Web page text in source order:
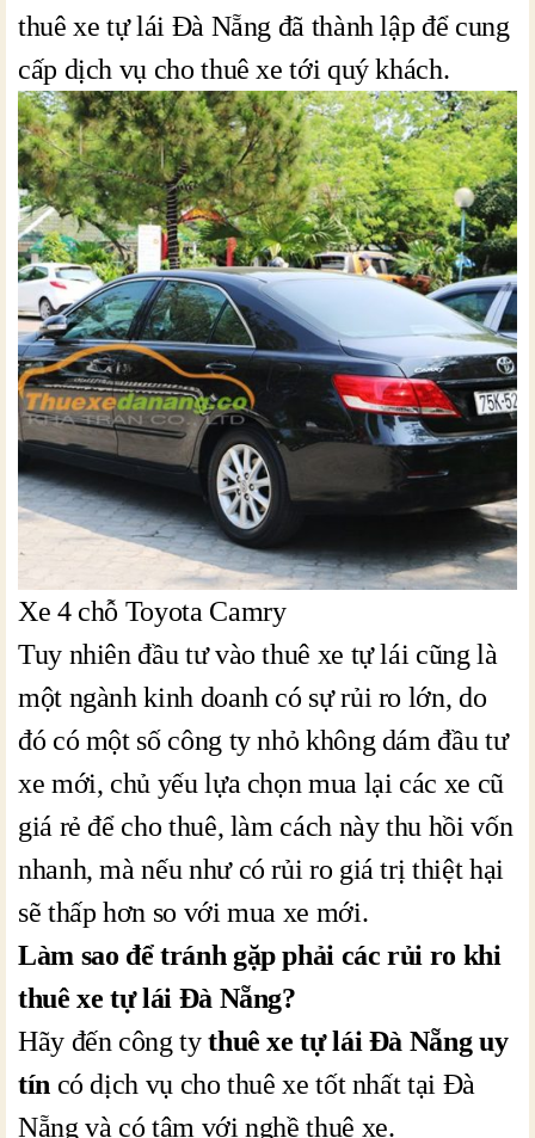
thuê xe tự lái Đà Nẵng đã thành lập để cung
cấp dịch vụ cho thuê xe tới quý khách.
Xe 4 chỗ Toyota Camry
Tuy nhiên đầu tư vào thuê xe tự lái cũng là
một ngành kinh doanh có sự rủi ro lớn, do
đó có một số công ty nhỏ không dám đầu tư
xe mới, chủ yếu lựa chọn mua lại các xe cũ
giá rẻ để cho thuê, làm cách này thu hồi vốn
nhanh, mà nếu như có rủi ro giá trị thiệt hại
sẽ thấp hơn so với mua xe mới.
Làm sao để tránh gặp phải các rủi ro khi
thuê xe tự lái Đà Nẵng?
Hãy đến công tythuê xe tự lái Đà Nẵng uy
tín có dịch vụ cho thuê xe tốt nhất tại Đà
Nẵng và có tâm với nghề thuê xe.